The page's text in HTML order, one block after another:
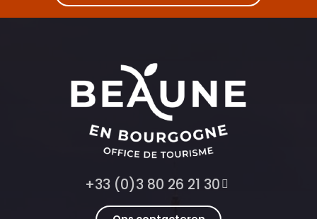
+33 (0)3 80 26 21 30